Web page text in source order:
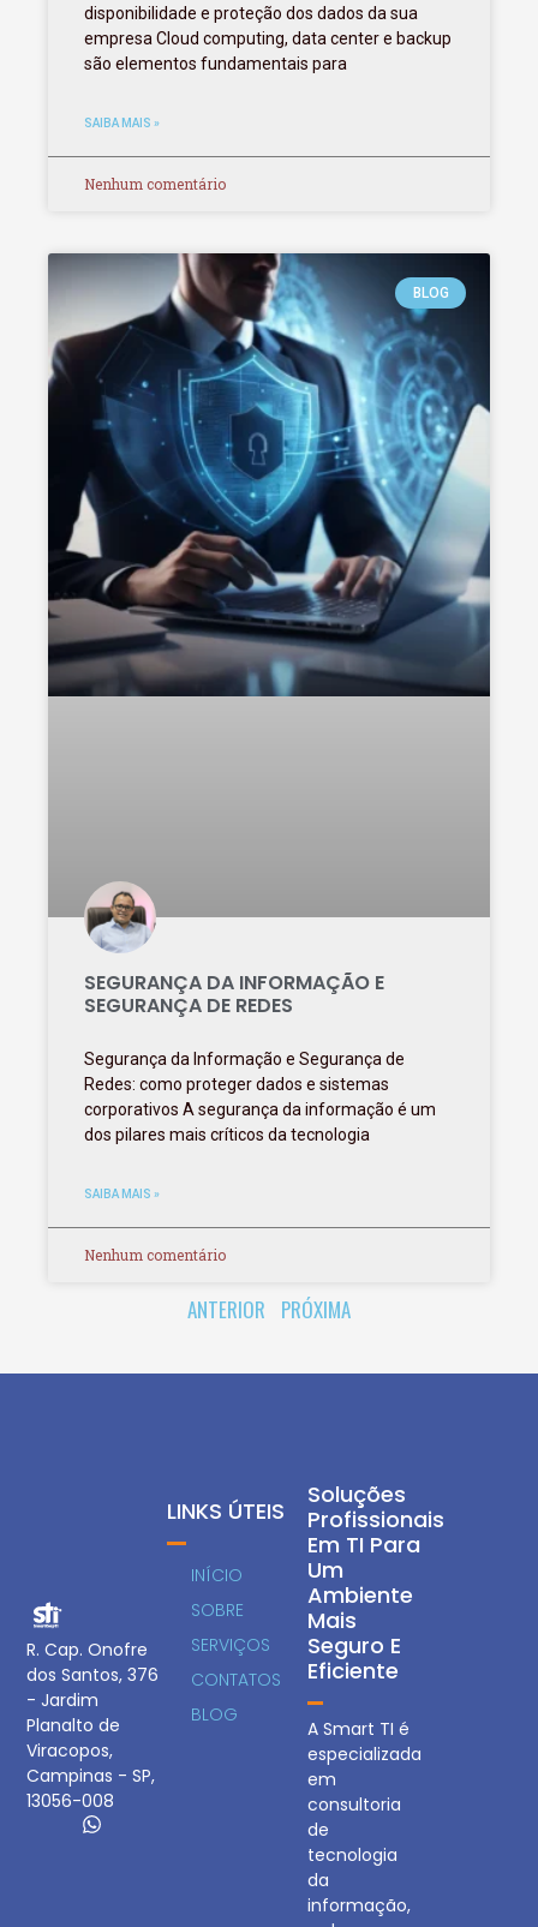
disponibilidade e proteção dos dados da sua
empresa Cloud computing, data center e backup
são elementos fundamentais para
SAIBA MAIS »
Nenhum comentário
BLOG
SEGURANÇA DA INFORMAÇÃO E
SEGURANÇA DE REDES
Segurança da Informação e Segurança de
Redes: como proteger dados e sistemas
corporativos A segurança da informação é um
dos pilares mais críticos da tecnologia
SAIBA MAIS »
Nenhum comentário
ANTERIOR PRÓXIMA
R. Cap. Onofre
dos Santos, 376
- Jardim
Planalto de
Viracopos,
Campinas - SP,
13056-008
Soluções
Profissionais
Em TI Para
Um
Ambiente
Mais
Seguro E
Eficiente
A Smart TI é
especializada
em
consultoria
de
tecnologia
da
informação,
LINKS ÚTEIS
INÍCIO
SOBRE
SERVIÇOS
CONTATOS
BLOG